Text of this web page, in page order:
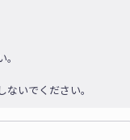
いでください。